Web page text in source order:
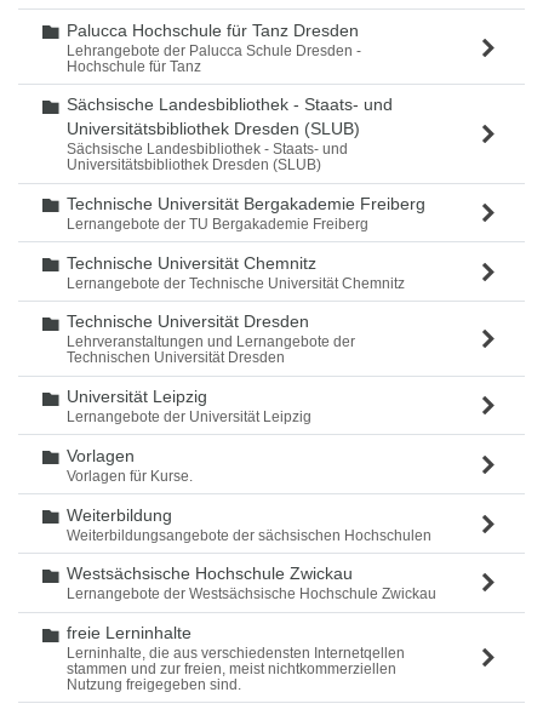
Ordner
Palucca Hochschule für Tanz Dresden
Lehrangebote der Palucca Schule Dresden -
Hochschule für Tanz
Ordner
Sächsische Landesbibliothek - Staats- und
Universitätsbibliothek Dresden (SLUB)
Sächsische Landesbibliothek - Staats- und
Universitätsbibliothek Dresden (SLUB)
Ordner
Technische Universität Bergakademie Freiberg
Lernangebote der TU Bergakademie Freiberg
Ordner
Technische Universität Chemnitz
Lernangebote der Technische Universität Chemnitz
Ordner
Technische Universität Dresden
Lehrveranstaltungen und Lernangebote der
Technischen Universität Dresden
Ordner
Universität Leipzig
Lernangebote der Universität Leipzig
Ordner
Vorlagen
Vorlagen für Kurse.
Ordner
Weiterbildung
Weiterbildungsangebote der sächsischen Hochschulen
Ordner
Westsächsische Hochschule Zwickau
Lernangebote der Westsächsische Hochschule Zwickau
Ordner
freie Lerninhalte
Lerninhalte, die aus verschiedensten Internetqellen
stammen und zur freien, meist nichtkommerziellen
Nutzung freigegeben sind.